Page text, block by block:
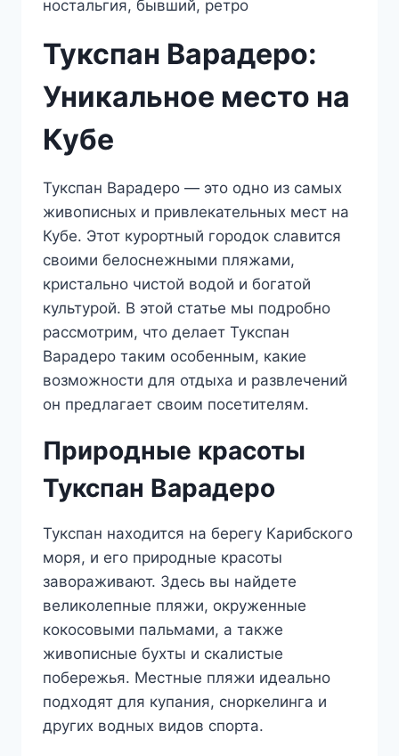
Тукспан Варадеро:
Уникальное место на
Кубе
Тукспан Варадеро — это одно из самых
живописных и привлекательных мест на
Кубе. Этот курортный городок славится
своими белоснежными пляжами,
кристально чистой водой и богатой
культурой. В этой статье мы подробно
рассмотрим, что делает Тукспан
Варадеро таким особенным, какие
возможности для отдыха и развлечений
он предлагает своим посетителям.
Природные красоты
Тукспан Варадеро
Тукспан находится на берегу Карибского
моря, и его природные красоты
завораживают. Здесь вы найдете
великолепные пляжи, окруженные
кокосовыми пальмами, а также
живописные бухты и скалистые
побережья. Местные пляжи идеально
подходят для купания, сноркелинга и
других водных видов спорта.